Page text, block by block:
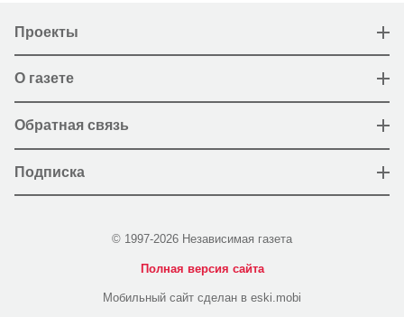
Проекты
О газете
Обратная связь
Подписка
© 1997-2026 Независимая газета
Полная версия сайта
Мобильный сайт сделан в eski.mobi